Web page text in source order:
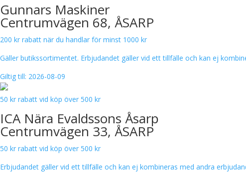
Gunnars Maskiner
Centrumvägen 68, ÅSARP
200 kr rabatt när du handlar för minst 1000 kr
Gäller butikssortimentet. Erbjudandet gäller vid ett tillfälle och kan ej
Giltig till: 2026-08-09
50 kr rabatt vid köp över 500 kr
ICA Nära Evaldssons Åsarp
Centrumvägen 33, ÅSARP
50 kr rabatt vid köp över 500 kr
Erbjudandet gäller vid ett tillfälle och kan ej kombineras med andra